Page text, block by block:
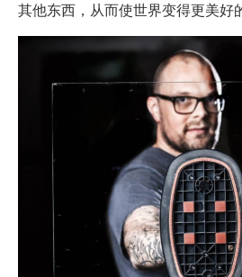
其他东西，从而使世界变得更美好